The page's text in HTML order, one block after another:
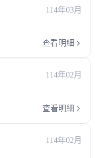
114年03月
查看明細
114年02月
查看明細
114年02月